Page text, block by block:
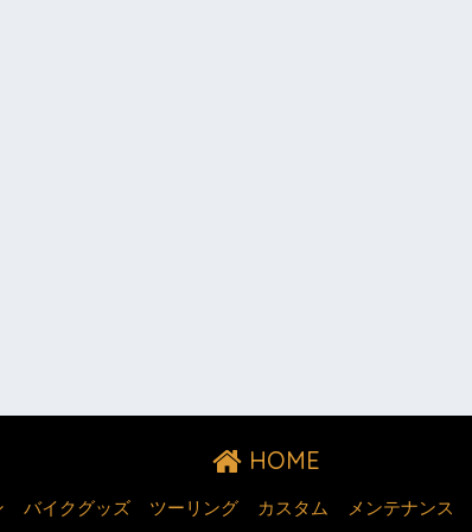
HOME
バイクグッズ ツーリング カスタム メンテナンス